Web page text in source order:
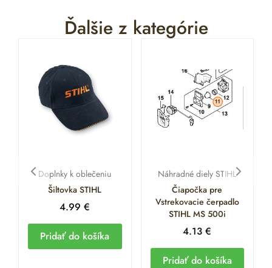
Ďalšie z kategórie
Doplnky k oblečeniu
Šiltovka STIHL
4.99€
Pridať do košíka
Náhradné diely STIHL
Čiapočka pre
Vstrekovacie čerpadlo
STIHL MS 500i
4.13€
Pridať do košíka